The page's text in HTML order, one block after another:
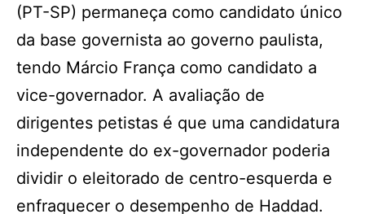
(PT-SP) permaneça como candidato único
da base governista ao governo paulista,
tendo Márcio França como candidato a
vice-governador. A avaliação de
dirigentes petistas é que uma candidatura
independente do ex-governador poderia
dividir o eleitorado de centro-esquerda e
enfraquecer o desempenho de Haddad.